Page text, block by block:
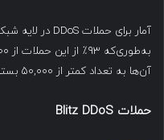
آن‌ها به تعداد کمتر از ۵۰,۰۰۰ بسته در ثانیه (pps) محدود شدند.
حملات Blitz DDoS